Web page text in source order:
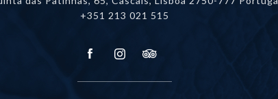
+351 213 021 515